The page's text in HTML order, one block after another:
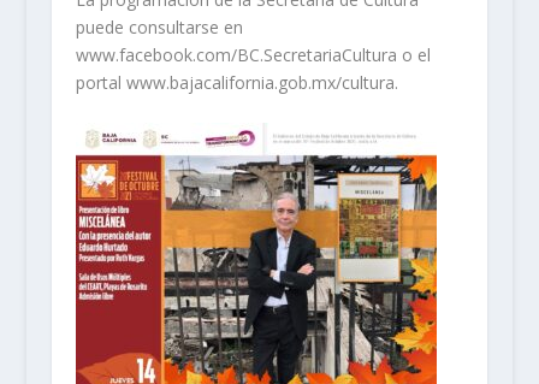
puede consultarse en
www.facebook.com/BC.SecretariaCultura o el
portal www.bajacalifornia.gob.mx/cultura.